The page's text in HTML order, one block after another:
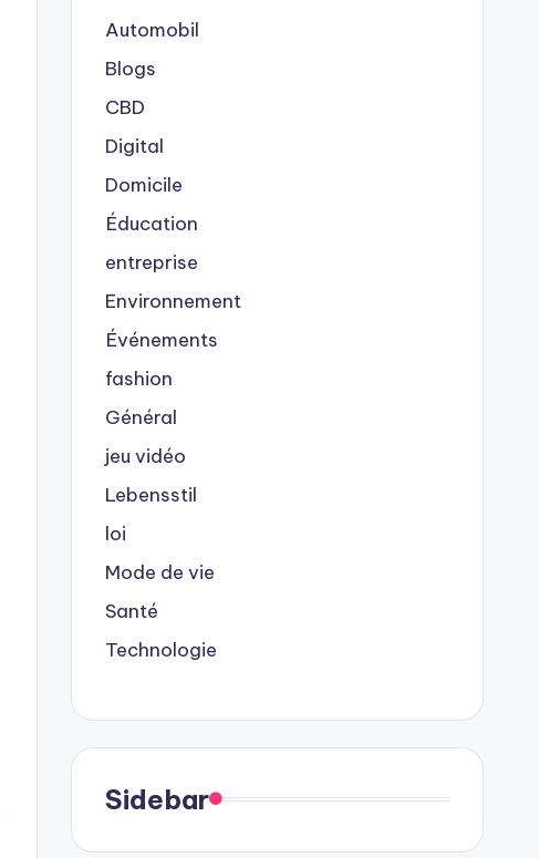
Automobil
Blogs
CBD
Digital
Domicile
Éducation
entreprise
Environnement
Événements
fashion
Général
jeu vidéo
Lebensstil
loi
Mode de vie
Santé
Technologie
Sidebar